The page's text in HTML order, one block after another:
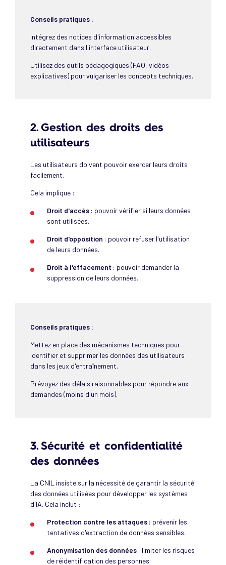
Conseils pratiques :
Intégrez des notices d'information accessibles
directement dans l'interface utilisateur.
Utilisez des outils pédagogiques (FAQ, vidéos
explicatives) pour vulgariser les concepts techniques.
2. Gestion des droits des
utilisateurs
Les utilisateurs doivent pouvoir exercer leurs droits
facilement.
Cela implique :
Droit d'accès : pouvoir vérifier si leurs données
sont utilisées.
Droit d'opposition : pouvoir refuser l'utilisation
de leurs données.
Droit à l'effacement : pouvoir demander la
suppression de leurs données.
Conseils pratiques :
Mettez en place des mécanismes techniques pour
identifier et supprimer les données des utilisateurs
dans les jeux d'entraînement.
Prévoyez des délais raisonnables pour répondre aux
demandes (moins d'un mois).
3. Sécurité et confidentialité
des données
La CNIL insiste sur la nécessité de garantir la sécurité
des données utilisées pour développer les systèmes
d'IA. Cela inclut :
Protection contre les attaques : prévenir les
tentatives d'extraction de données sensibles.
Anonymisation des données : limiter les risques
de réidentification des personnes.